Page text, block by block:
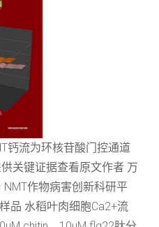
钙流为环核苷酸门控通道
关键证据查看原文作者 万
作物病害创新科研平
品 水稻叶肉细胞Ca2+流